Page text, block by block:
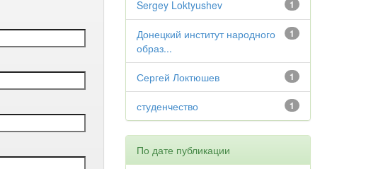
1
Sergey Loktyushev
1
Донецкий институт народного
образ...
1
Сергей Локтюшев
1
студенчество
По дате публикации